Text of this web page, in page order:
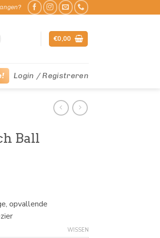
€0,00
Login / Registreren
Ball
opvallende
WISSEN